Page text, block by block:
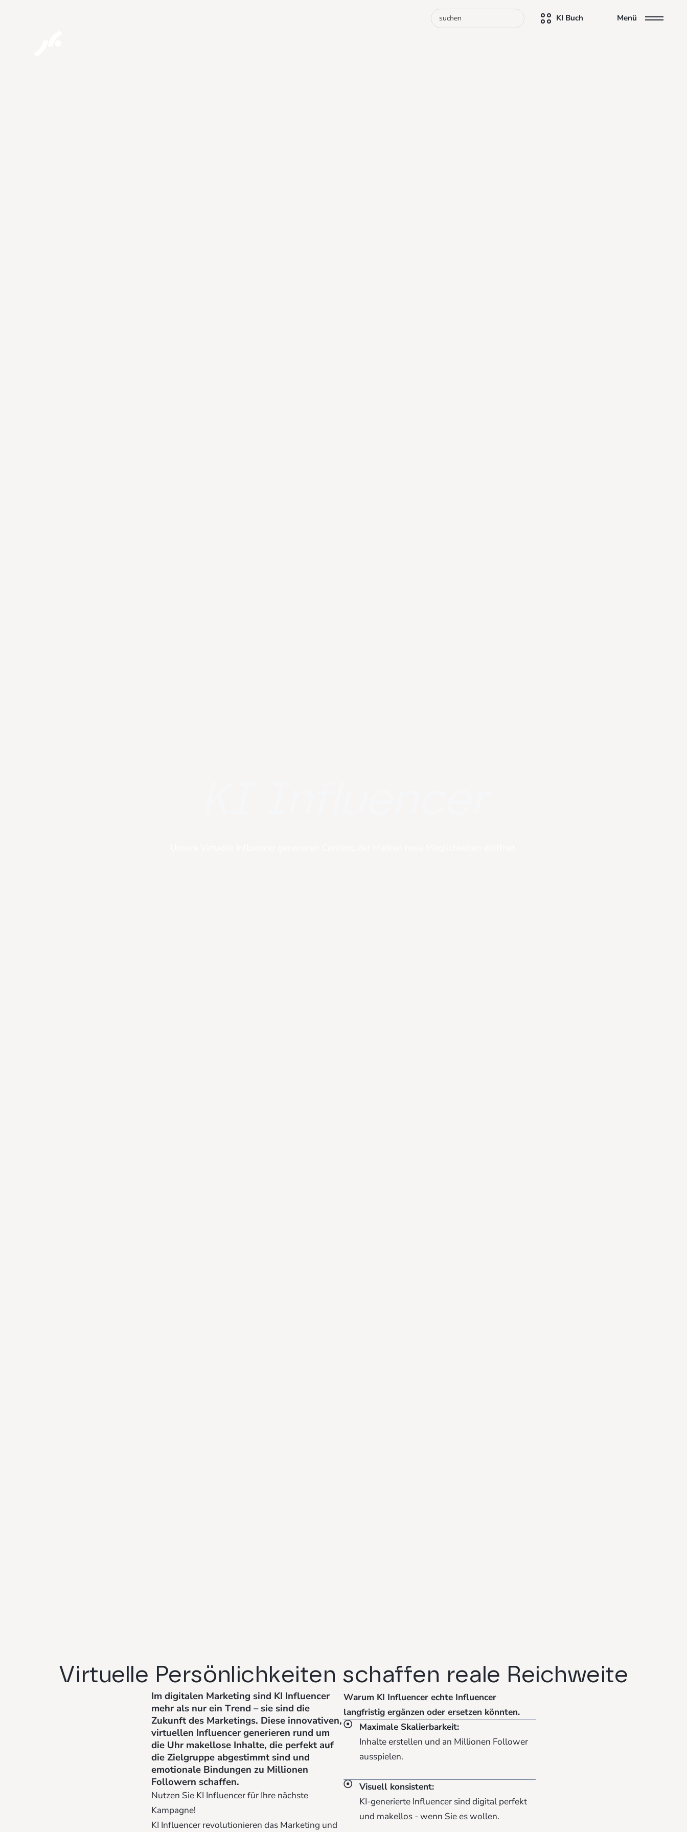
KI Buch Menü
Virtuelle Persönlichkeiten schaffen reale Reichweite
Im digitalen Marketing sind KI Influencer
mehr als nur ein Trend – sie sind die
Zukunft des Marketings. Diese innovativen,
virtuellen Influencer generieren rund um
die Uhr makellose Inhalte, die perfekt auf
die Zielgruppe abgestimmt sind und
emotionale Bindungen zu Millionen
Followern schaffen.
Nutzen Sie KI Influencer für Ihre nächste
Kampagne!
KI Influencer revolutionieren das Marketing und
Warum KI Influencer echte Influencer
langfristig ergänzen oder ersetzen könnten.
Maximale Skalierbarkeit:
Inhalte erstellen und an Millionen Follower
ausspielen.
Visuell konsistent:
KI-generierte Influencer sind digital perfekt
und makellos - wenn Sie es wollen.